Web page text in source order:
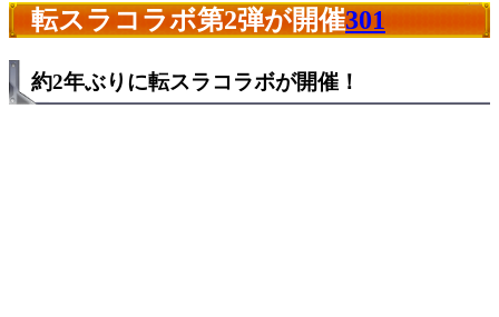
転スラコラボ第2弾が開催301
約2年ぶりに転スラコラボが開催！